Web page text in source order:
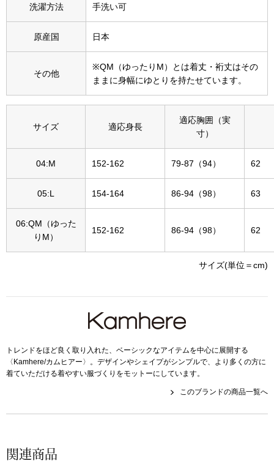
Miss Kyouko／ミスキョウコ
ランド
集
ク
ズ
ポーチ
その他
ウオッチ／ア
ウオッチ
ネックレス
ブレスレット
その他
帽子
マフラー／ス
洗濯方法 手洗い可
原産国 日本
その他
※QM（ゆったりM）とは着丈・裄丈はその
ままに身幅にゆとりを持たせています。
サイズ 適応身長
適応胸囲（実
寸）
04:M 152-162 79-87（94） 62
05:L 154-164 86-94（98） 63
06:QM（ゆった
りM）
152-162 86-94（98） 62
サイズ(単位＝cm)
トレンドをほど良く取り入れた、ベーシックなアイテムを中心に展開する
〈Kamhere/カムヒアー〉。デザインやシェイプがシンプルで、より多くの方に
着ていただける着やすい服づくりをモットーにしています。
このブランドの商品一覧へ
関連商品